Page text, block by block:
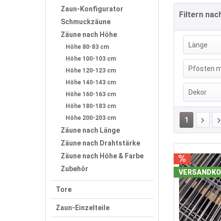
Zaun-Konfigurator
Schmuckzäune
Zäune nach Höhe
Höhe 80-83 cm
Höhe 100-103 cm
Höhe 120-123 cm
Höhe 140-143 cm
Höhe 160-163 cm
Höhe 180-183 cm
Höhe 200-203 cm
Zäune nach Länge
Zäune nach Drahtstärke
Zäune nach Höhe & Farbe
Zubehör
Tore
Zaun-Einzelteile
Filtern
Länge
5 m(
7,5
10 m
12,5
15 m
17,5
20 m
22,5
25 m
27,5
30 m
32,5
Pfosten
Mit
Dekor
3er-
Kreis
2-1
2-1
2-1
1